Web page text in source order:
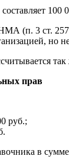
(п. 3 ст.
но
прав
руб.;
в